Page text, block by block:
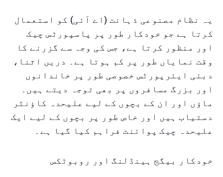
یہ نظام مصنوعی ذہانت (اے آئی) کو استعمال
کرتا ہے جو خودکار طور پر پاسپورٹس چیک
اور منظور کرتا ہے، جس کی وجہ سے گزرنے کا
وقت نمایاں طور پر کم ہوتا ہے۔ دریں اثنا،
دبئی ایئرپورٹس خصوصی طور پر خاندانوں
اور بزرگ مسافروں پر بھی توجہ دیتے ہیں۔
ماؤں اور ان کے بچوں کے لیے علیحدہ کاؤنٹر
دستیاب ہیں اور خاص طور پر بچوں کے لیے ایک
علیحدہ چیک پوائنٹ فراہم کیا گیا ہے۔
خودکار بیگج ہینڈلنگ اور روبوٹکس